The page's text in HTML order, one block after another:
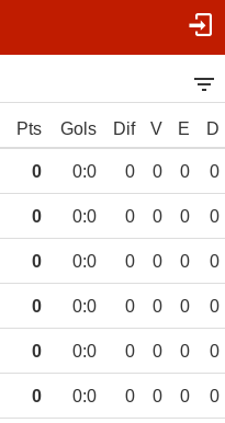
Pts Gols Dif V E D
0 0:0 0 0 0 0
0 0:0 0 0 0 0
0 0:0 0 0 0 0
0 0:0 0 0 0 0
0 0:0 0 0 0 0
0 0:0 0 0 0 0